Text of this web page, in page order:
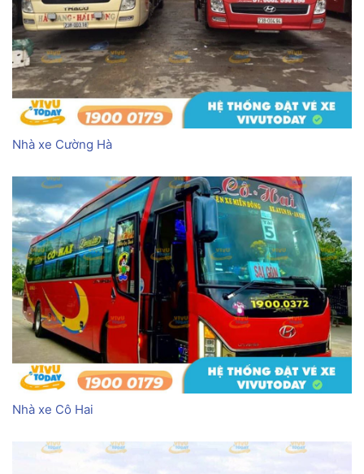
Nhà xe Cường Hà
Nhà xe Cô Hai